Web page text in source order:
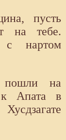
пусть
на тебе.
с нартом
на
Апата в